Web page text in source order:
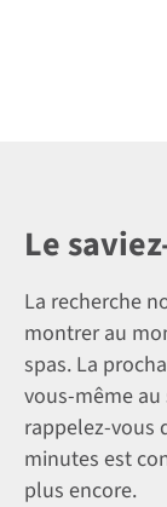
Le
La recherche
montrer au
spas. La
vous-même
rappelez-vous
minutes est
plus encore.